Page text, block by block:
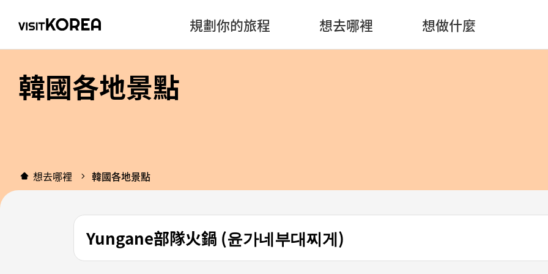
規劃你的旅程 想去哪裡 想做什麼
韓國各地景點
想去哪裡 韓國各地景點
Yungane部隊火鍋 (윤가네부대찌게)